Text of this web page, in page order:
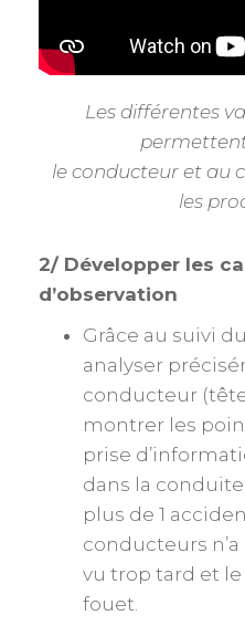
Les différentes
le conducteur et au
les
2/ Développer les
d’observation
Grâce au suivi
analyser
conducteur
montrer les
prise
dans la
plus de 1
conducteurs n’a
vu trop tard et
fouet.